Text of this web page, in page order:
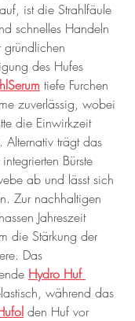
ist die Strahlfäule
schnelles Handeln
des Hufes
tiefe Furchen
zuverlässig, wobei
die Einwirkzeit
Alternativ trägt das
Bürste
ab und lässt sich
Zur nachhaltigen
Jahreszeit
die Stärkung der
Das
Hydro Huf
während das
den Huf vor